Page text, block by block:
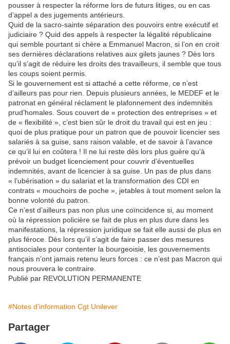
pousser à respecter la réforme lors de futurs litiges, ou en cas
d’appel a des jugements antérieurs.
Quid de la sacro-sainte séparation des pouvoirs entre exécutif et
judiciaire ? Quid des appels à respecter la légalité républicaine
qui semble pourtant si chère a Emmanuel Macron, si l’on en croit
ses dernières déclarations relatives aux gilets jaunes ? Dès lors
qu’il s’agit de réduire les droits des travailleurs, il semble que tous
les coups soient permis.
Si le gouvernement est si attaché a cette réforme, ce n’est
d’ailleurs pas pour rien. Depuis plusieurs années, le MEDEF et le
patronat en général réclament le plafonnement des indemnités
prud’homales. Sous couvert de « protection des entreprises » et
de « flexibilité », c’est bien sûr le droit du travail qui est en jeu :
quoi de plus pratique pour un patron que de pouvoir licencier ses
salariés à sa guise, sans raison valable, et de savoir à l’avance
ce qu’il lui en coûtera ! Il ne lui reste dès lors plus guère qu’à
prévoir un budget licenciement pour couvrir d’éventuelles
indemnités, avant de licencier à sa guise. Un pas de plus dans
« l’ubérisation » du salariat et la transformation des CDI en
contrats « mouchoirs de poche », jetables à tout moment selon la
bonne volonté du patron.
Ce n’est d’ailleurs pas non plus une coïncidence si, au moment
où la répression policière se fait de plus en plus dure dans les
manifestations, la répression juridique se fait elle aussi de plus en
plus féroce. Dès lors qu’il s’agit de faire passer des mesures
antisociales pour contenter la bourgeoisie, les gouvernements
français n’ont jamais retenu leurs forces : ce n’est pas Macron qui
nous prouvera le contraire.
Publié par REVOLUTION PERMANENTE
#Notes d'information Cgt Unilever
Partager